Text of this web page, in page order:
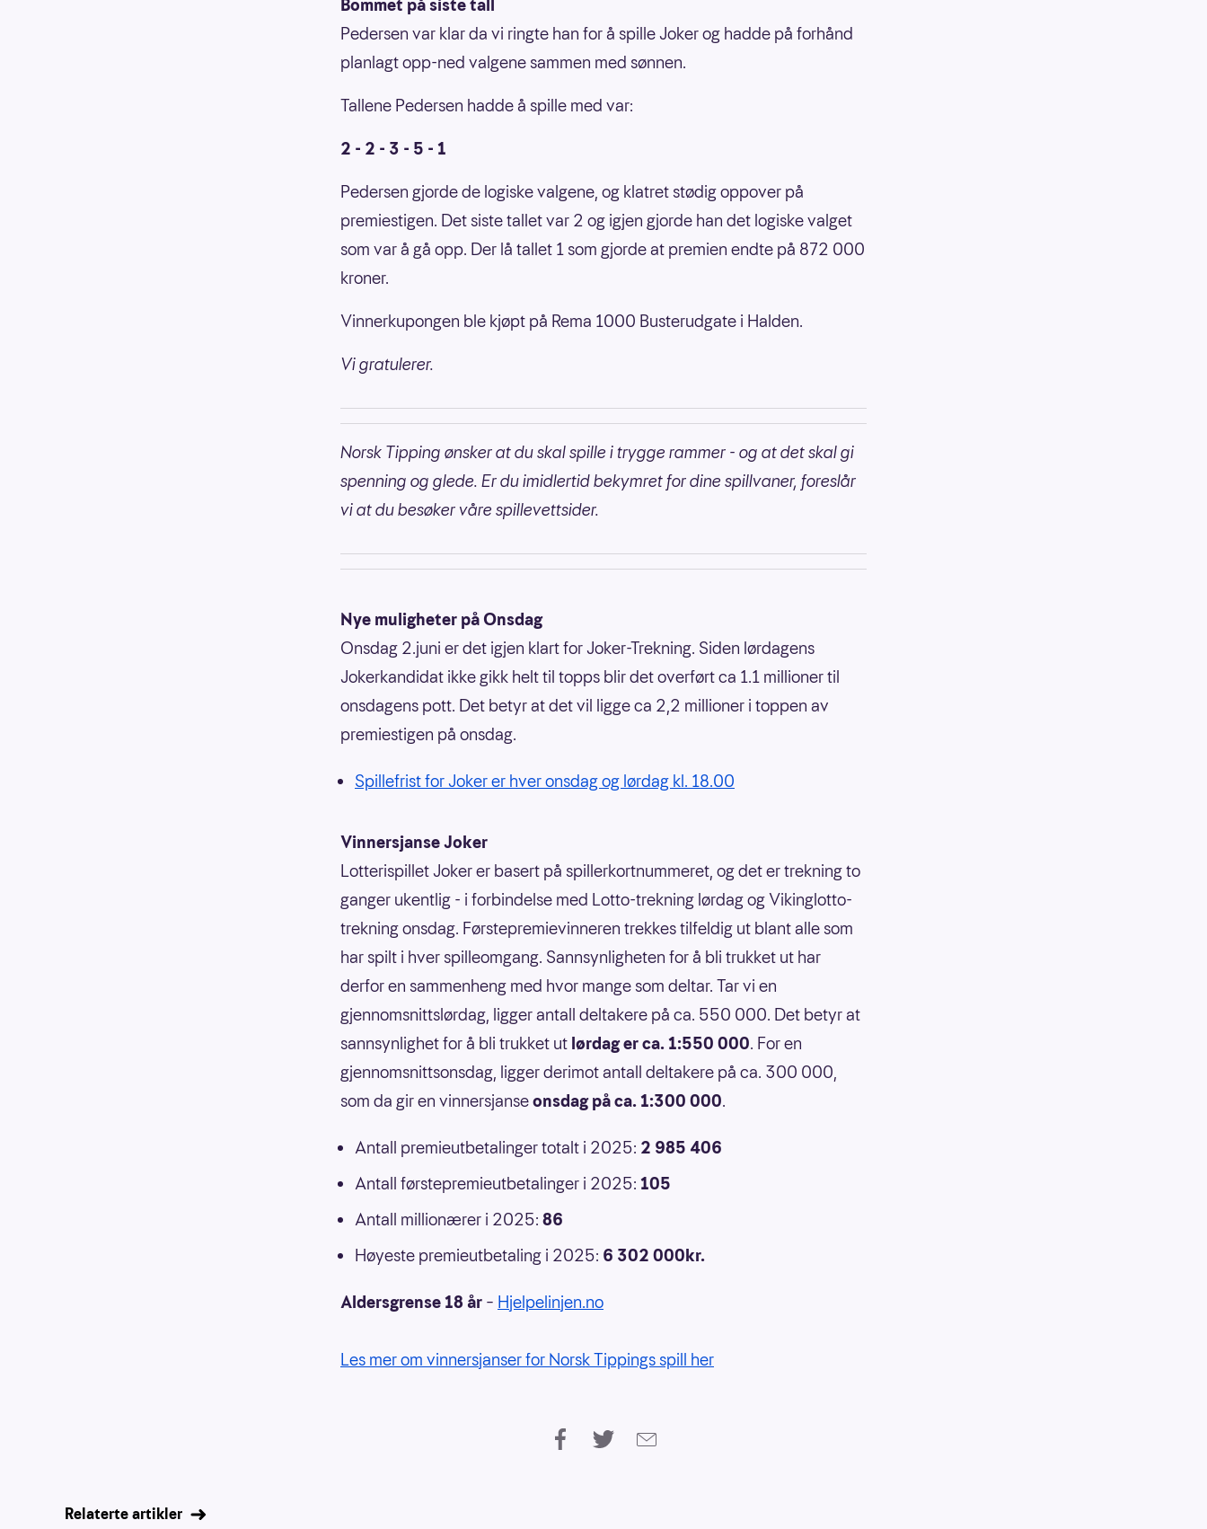
Bommet på siste tall
Pedersen var klar da vi ringte han for å spille Joker og hadde på forhånd
planlagt opp-ned valgene sammen med sønnen.
Tallene Pedersen hadde å spille med var:
2 - 2 - 3 - 5 - 1
Pedersen gjorde de logiske valgene, og klatret stødig oppover på
premiestigen. Det siste tallet var 2 og igjen gjorde han det logiske valget
som var å gå opp. Der lå tallet 1 som gjorde at premien endte på 872 000
kroner.
Vinnerkupongen ble kjøpt på Rema 1000 Busterudgate i Halden.
Vi gratulerer.
Norsk Tipping ønsker at du skal spille i trygge rammer - og at det skal gi
spenning og glede. Er du imidlertid bekymret for dine spillvaner, foreslår
vi at du besøker våre spillevettsider.
Nye muligheter på Onsdag
Onsdag 2.juni er det igjen klart for Joker-Trekning. Siden lørdagens
Jokerkandidat ikke gikk helt til topps blir det overført ca 1.1 millioner til
onsdagens pott. Det betyr at det vil ligge ca 2,2 millioner i toppen av
premiestigen på onsdag.
Spillefrist for Joker er hver onsdag og lørdag kl. 18.00
Vinnersjanse Joker
Lotterispillet Joker er basert på spillerkortnummeret, og det er trekning to
ganger ukentlig - i forbindelse med Lotto-trekning lørdag og Vikinglotto-
trekning onsdag. Førstepremievinneren trekkes tilfeldig ut blant alle som
har spilt i hver spilleomgang. Sannsynligheten for å bli trukket ut har
derfor en sammenheng med hvor mange som deltar. Tar vi en
gjennomsnittslørdag, ligger antall deltakere på ca. 550 000. Det betyr at
sannsynlighet for å bli trukket ut lørdag er ca. 1:550 000. For en
gjennomsnittsonsdag, ligger derimot antall deltakere på ca. 300 000,
som da gir en vinnersjanseonsdag på ca. 1:300 000.
Antall premieutbetalinger totalt i 2025: 2 985 406
Antall førstepremieutbetalinger i 2025: 105
Antall millionærer i 2025: 86
Høyeste premieutbetaling i 2025: 6 302 000kr.
Aldersgrense 18 år – Hjelpelinjen.no
Les mer om vinnersjanser for Norsk Tippings spill her
Relaterte artikler